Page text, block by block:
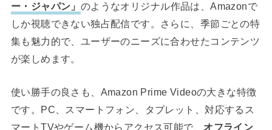
ー・ジャパン」 のようなオリジナル作品は、Amazonで
しか視聴できない独占配信です。さらに、季節ごとの特
集も魅力的で、ユーザーのニーズに合わせたコンテンツ
が楽しめます。
使い勝手の良さも、Amazon Prime Videoの大きな特徴
です。PC、スマートフォン、タブレット、対応するス
マートTVやゲーム機からアクセス可能で、 オフライン